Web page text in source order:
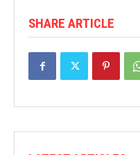
SHARE ARTICLE